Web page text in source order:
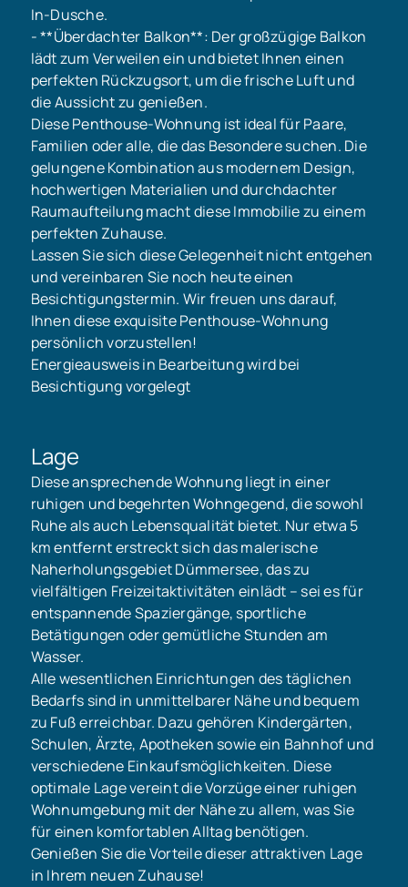
In-Dusche.
- **Überdachter Balkon**: Der großzügige Balkon
lädt zum Verweilen ein und bietet Ihnen einen
perfekten Rückzugsort, um die frische Luft und
die Aussicht zu genießen.
Diese Penthouse-Wohnung ist ideal für Paare,
Familien oder alle, die das Besondere suchen. Die
gelungene Kombination aus modernem Design,
hochwertigen Materialien und durchdachter
Raumaufteilung macht diese Immobilie zu einem
perfekten Zuhause.
Lassen Sie sich diese Gelegenheit nicht entgehen
und vereinbaren Sie noch heute einen
Besichtigungstermin. Wir freuen uns darauf,
Ihnen diese exquisite Penthouse-Wohnung
persönlich vorzustellen!
Energieausweis in Bearbeitung wird bei
Besichtigung vorgelegt
Lage
Diese ansprechende Wohnung liegt in einer
ruhigen und begehrten Wohngegend, die sowohl
Ruhe als auch Lebensqualität bietet. Nur etwa 5
km entfernt erstreckt sich das malerische
Naherholungsgebiet Dümmersee, das zu
vielfältigen Freizeitaktivitäten einlädt – sei es für
entspannende Spaziergänge, sportliche
Betätigungen oder gemütliche Stunden am
Wasser.
Alle wesentlichen Einrichtungen des täglichen
Bedarfs sind in unmittelbarer Nähe und bequem
zu Fuß erreichbar. Dazu gehören Kindergärten,
Schulen, Ärzte, Apotheken sowie ein Bahnhof und
verschiedene Einkaufsmöglichkeiten. Diese
optimale Lage vereint die Vorzüge einer ruhigen
Wohnumgebung mit der Nähe zu allem, was Sie
für einen komfortablen Alltag benötigen.
Genießen Sie die Vorteile dieser attraktiven Lage
in Ihrem neuen Zuhause!